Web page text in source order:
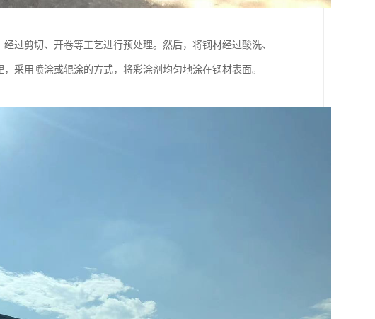
过剪切、开卷等工艺进行预处理。然后，将钢材经过酸洗、
采用喷涂或辊涂的方式，将彩涂剂均匀地涂在钢材表面。